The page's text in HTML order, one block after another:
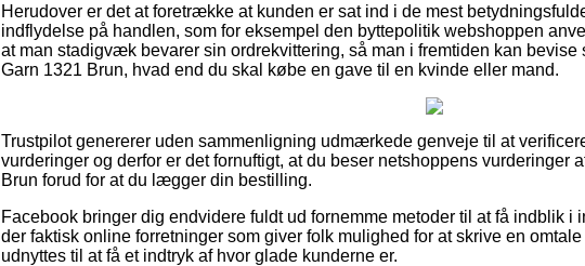
Herudover er det at foretrække at kunden er sat ind i de mest
indflydelse på handlen, som for eksempel den byttepolitik webshoppen
at man stadigvæk bevarer sin ordrekvittering, så man i fremtiden kan
Garn 1321 Brun, hvad end du skal købe en gave til en kvinde eller mand.
Trustpilot genererer uden sammenligning udmærkede genveje til at
vurderinger og derfor er det fornuftigt, at du beser netshoppens vurderinger
Brun forud for at du lægger din bestilling.
Facebook bringer dig endvidere fuldt ud fornemme metoder til at få indblik i
der faktisk online forretninger som giver folk mulighed for at skrive en
udnyttes til at få et indtryk af hvor glade kunderne er.